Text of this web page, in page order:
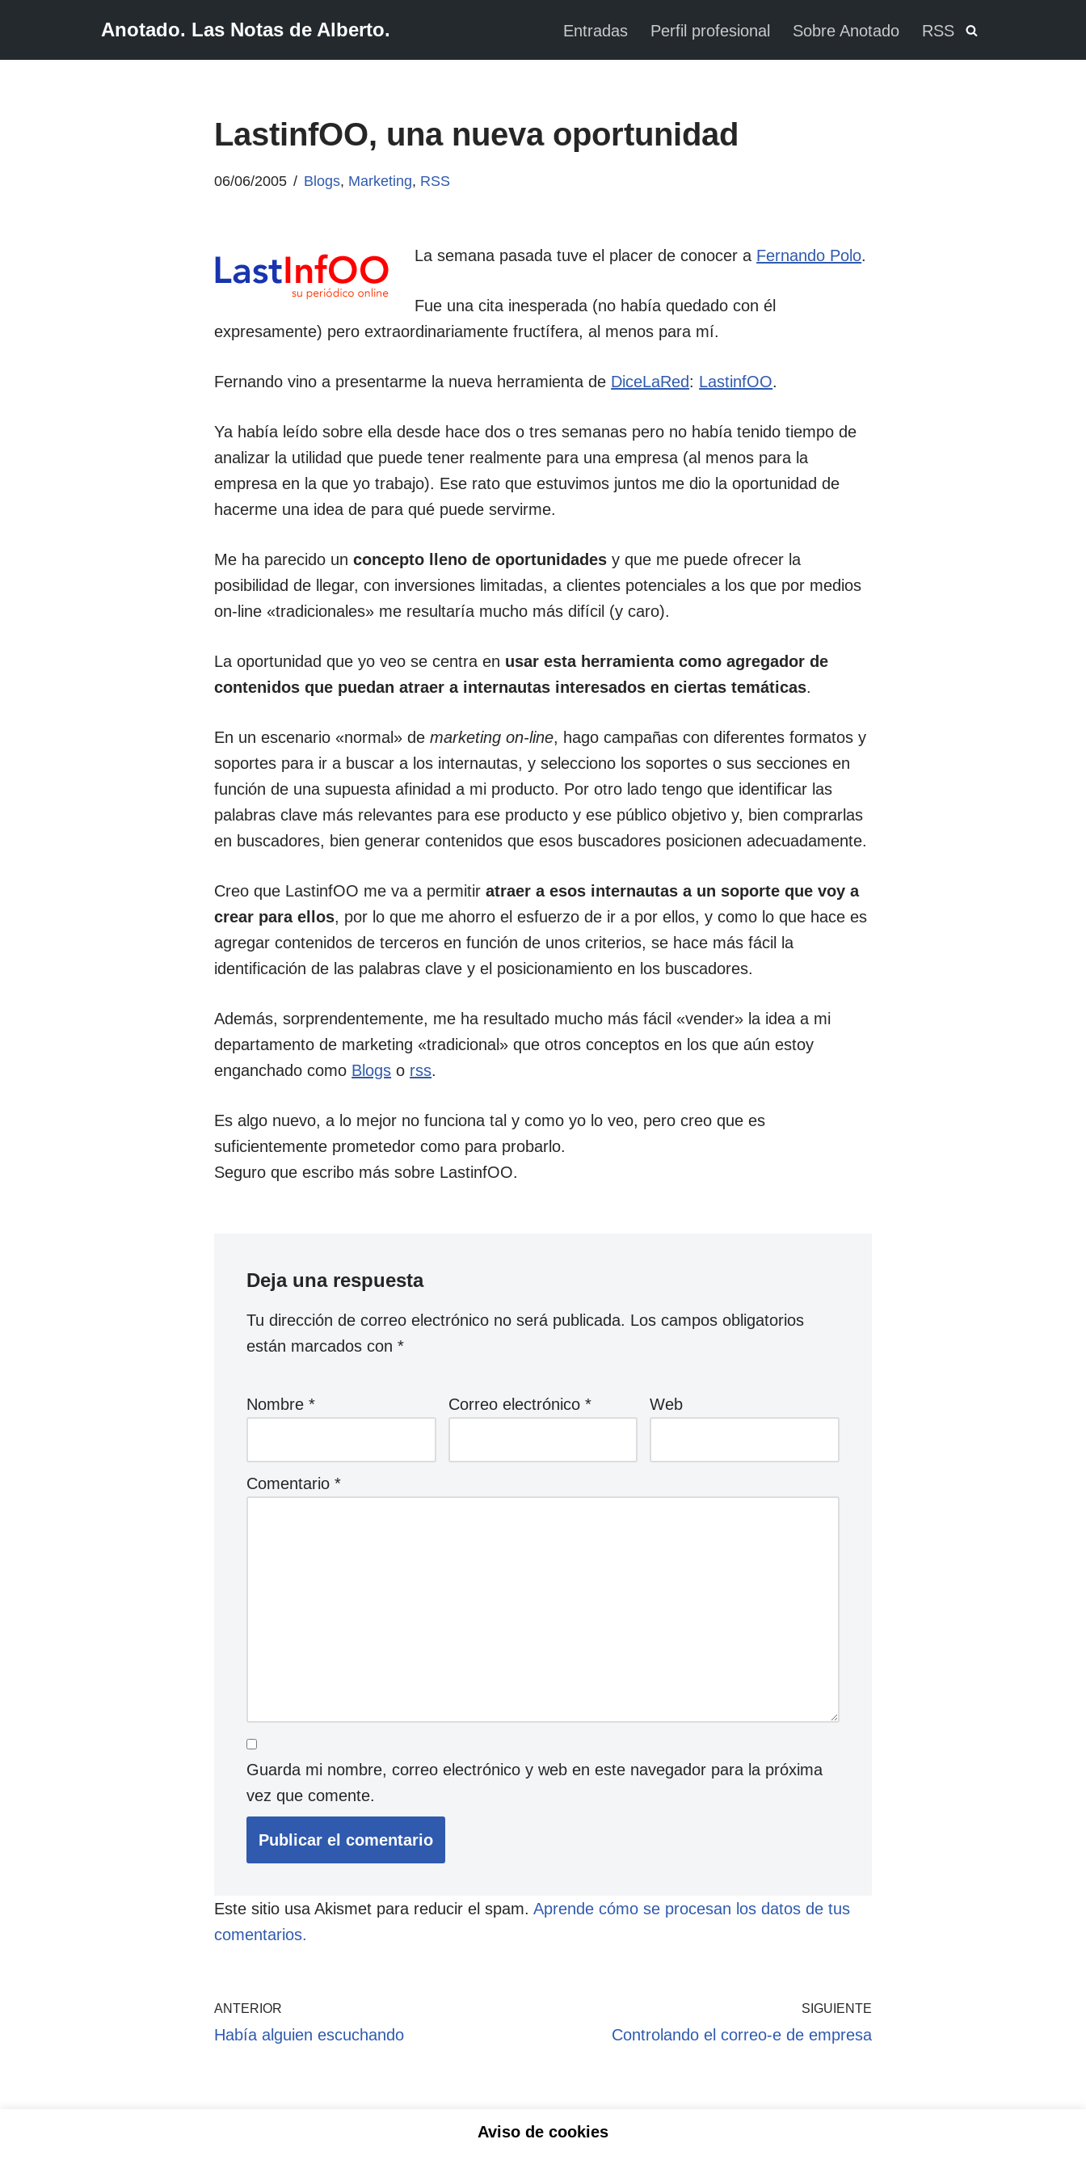
Anotado. Las Notas de Alberto. Entradas Perfil profesional Sobre Anotado RSS
LastinfOO, una nueva oportunidad
06/06/2005 Blogs, Marketing, RSS
La semana pasada tuve el placer de conocer a Fernando Polo.
Fue una cita inesperada (no había quedado con él
expresamente) pero extraordinariamente fructífera, al menos para mí.
Fernando vino a presentarme la nueva herramienta de DiceLaRed: LastinfOO.
Ya había leído sobre ella desde hace dos o tres semanas pero no había tenido tiempo de
analizar la utilidad que puede tener realmente para una empresa (al menos para la
empresa en la que yo trabajo). Ese rato que estuvimos juntos me dio la oportunidad de
hacerme una idea de para qué puede servirme.
Me ha parecido unconcepto lleno de oportunidades y que me puede ofrecer la
posibilidad de llegar, con inversiones limitadas, a clientes potenciales a los que por medios
on-line «tradicionales» me resultaría mucho más difícil (y caro).
La oportunidad que yo veo se centra en usar esta herramienta como agregador de
contenidos que puedan atraer a internautas interesados en ciertas temáticas.
En un escenario «normal» demarketing on-line, hago campañas con diferentes formatos y
soportes para ir a buscar a los internautas, y selecciono los soportes o sus secciones en
función de una supuesta afinidad a mi producto. Por otro lado tengo que identificar las
palabras clave más relevantes para ese producto y ese público objetivo y, bien comprarlas
en buscadores, bien generar contenidos que esos buscadores posicionen adecuadamente.
Creo que LastinfOO me va a permitiratraer a esos internautas a un soporte que voy a
crear para ellos, por lo que me ahorro el esfuerzo de ir a por ellos, y como lo que hace es
agregar contenidos de terceros en función de unos criterios, se hace más fácil la
identificación de las palabras clave y el posicionamiento en los buscadores.
Además, sorprendentemente, me ha resultado mucho más fácil «vender» la idea a mi
departamento de marketing «tradicional» que otros conceptos en los que aún estoy
enganchado como Blogs o rss.
Es algo nuevo, a lo mejor no funciona tal y como yo lo veo, pero creo que es
suficientemente prometedor como para probarlo.
Seguro que escribo más sobre LastinfOO.
Deja una respuesta
Tu dirección de correo electrónico no será publicada. Los campos obligatorios
están marcados con*
Nombre* Correo electrónico * Web
Comentario*
Guarda mi nombre, correo electrónico y web en este navegador para la próxima
vez que comente.
Este sitio usa Akismet para reducir el spam.Aprende cómo se procesan los datos de tus
comentarios.
ANTERIOR
Había alguien escuchando
SIGUIENTE
Controlando el correo-e de empresa
Aviso de cookies